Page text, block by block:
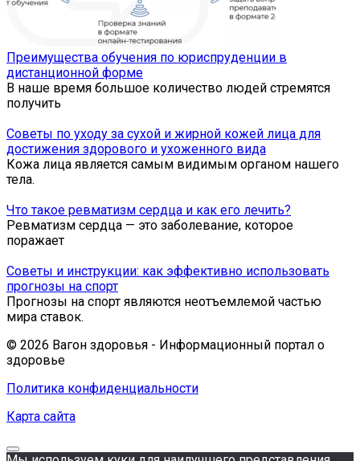
Преимущества обучения по юриспруденции в
дистанционной форме
В наше время большое количество людей стремятся
получить
Советы по уходу за сухой и жирной кожей лица для
достижения здорового и ухоженного вида
Кожа лица является самым видимым органом нашего
тела.
Что такое ревматизм сердца и как его лечить?
Ревматизм сердца — это заболевание, которое
поражает
Советы и инструкции: как эффективно использовать
прогнозы на спорт
Прогнозы на спорт являются неотъемлемой частью
мира ставок.
© 2026 Вагон здоровья - Информационный портал о
здоровье
Политика конфиденциальности
Карта сайта